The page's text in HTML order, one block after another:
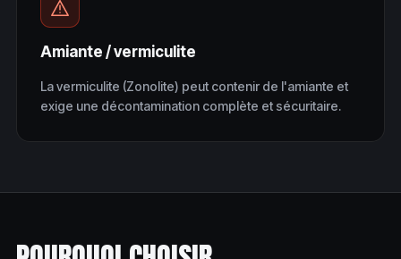
Amiante / vermiculite
La vermiculite (Zonolite) peut contenir de l'amiante et
exige une décontamination complète et sécuritaire.